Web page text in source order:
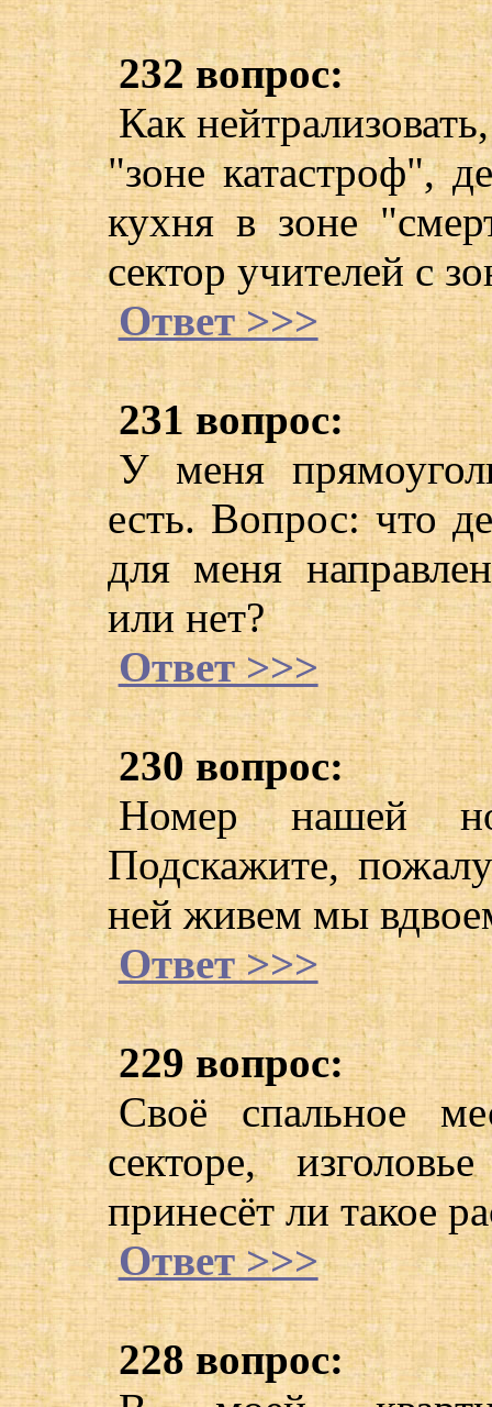
232 вопрос:
Как
"зоне катастроф",
кухня в зоне
сектор учителей с
Ответ >>>
231 вопрос:
У меня
есть. Вопрос: что
для меня
или нет?
Ответ >>>
230 вопрос:
Номер нашей
Подскажите,
ней живем мы
Ответ >>>
229 вопрос:
Своё спальное
секторе,
принесёт ли такое
Ответ >>>
228 вопрос: